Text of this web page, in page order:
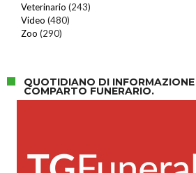
Veterinario (243)
Video (480)
Zoo (290)
QUOTIDIANO DI INFORMAZIONE
COMPARTO FUNERARIO.